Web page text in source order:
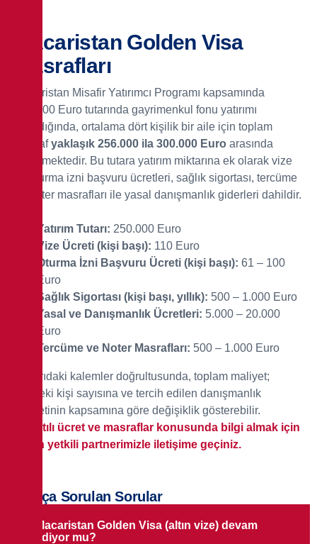
Macaristan Golden Visa
Masrafları
Macaristan Misafir Yatırımcı Programı kapsamında
250.000 Euro tutarında gayrimenkul fonu yatırımı
yapıldığında, ortalama dört kişilik bir aile için toplam
masrafyaklaşık 256.000 ila 300.000 Euro arasında
değişmektedir. Bu tutara yatırım miktarına ek olarak vize
ve oturma izni başvuru ücretleri, sağlık sigortası, tercüme
ve noter masrafları ile yasal danışmanlık giderleri dahildir.
Yatırım Tutarı: 250.000 Euro
Vize Ücreti (kişi başı): 110 Euro
Oturma İzni Başvuru Ücreti (kişi başı): 61 – 100
Euro
Sağlık Sigortası (kişi başı, yıllık): 500 – 1.000 Euro
Yasal ve Danışmanlık Ücretleri: 5.000 – 20.000
Euro
Tercüme ve Noter Masrafları: 500 – 1.000 Euro
Yukarıdaki kalemler doğrultusunda, toplam maliyet;
ailedeki kişi sayısına ve tercih edilen danışmanlık
hizmetinin kapsamına göre değişiklik gösterebilir.
Ayrıntılı ücret ve masraflar konusunda bilgi almak için
lütfen yetkili partnerimizle iletişime geçiniz.
Sıkça Sorulan Sorular
Macaristan Golden Visa (altın vize) devam
ediyor mu?